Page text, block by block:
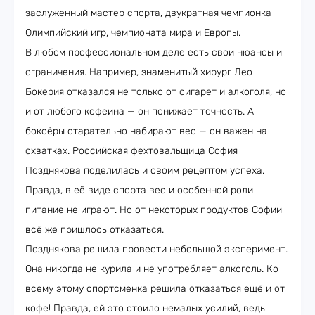
заслуженный мастер спорта, двукратная чемпионка
Олимпийский игр, чемпионата мира и Европы.
В любом профессиональном деле есть свои нюансы и
ограничения. Например, знаменитый хирург Лео
Бокерия отказался не только от сигарет и алкоголя, но
и от любого кофеина — он понижает точность. А
боксёры старательно набирают вес — он важен на
схватках. Российская фехтовальщица София
Позднякова поделилась и своим рецептом успеха.
Правда, в её виде спорта вес и особенной роли
питание не играют. Но от некоторых продуктов Софии
всё же пришлось отказаться.
Позднякова решила провести небольшой эксперимент.
Она никогда не курила и не употребляет алкоголь. Ко
всему этому спортсменка решила отказаться ещё и от
кофе! Правда, ей это стоило немалых усилий, ведь